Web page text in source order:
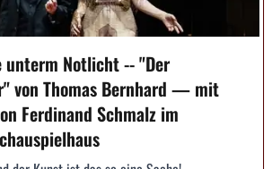
Notlicht -- "Der
von Thomas Bernhard — mit
Ferdinand Schmalz im